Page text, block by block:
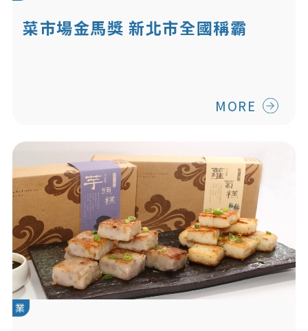
菜市場金馬獎 新北市全國稱霸
MORE
業